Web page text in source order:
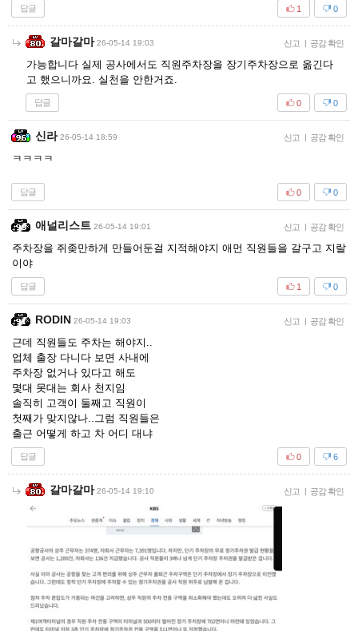
답글 0
1
갈마갈마 26-05-14 19:03 신고 | 공감 확인
가능합니다 실제 공사에서도 직원주차장을 장기주차장으로 옮긴다
고 했으니까요. 실천을 안한거죠.
답글 0
0
신라 26-05-14 18:59 신고 | 공감 확인
ㅋㅋㅋㅋ
답글 0
0
애널리스트 26-05-14 19:01 신고 | 공감 확인
주차장을 쥐좆만하게 만들어둔걸 지적해야지 애먼 직원들을 갈구고 지랄
이야
답글 0
1
RODIN 26-05-14 19:03 신고 | 공감 확인
근데 직원들도 주차는 해야지..
업체 출장 다니다 보면 사내에
주차장 없거나 있다고 해도
몇대 못대는 회사 천지임
솔직히 고객이 둘째고 직원이
첫째가 맞지않나..그럼 직원들은
출근 어떻게 하고 차 어디 대냐
답글 6
0
갈마갈마 26-05-14 19:10 신고 | 공감 확인